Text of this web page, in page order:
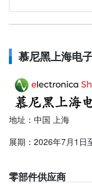
慕尼黑上海电
地址：中国 上海
展期：2026年7月1日
零部件供应商